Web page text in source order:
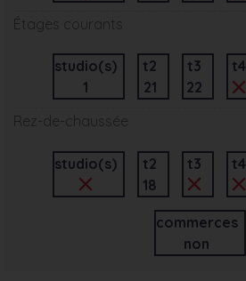
Étages courants
studio(s)
1
t2
21
t3
22
t4
Rez-de-chaussée
studio(s)
t2
18
t3 t4
commerces
non